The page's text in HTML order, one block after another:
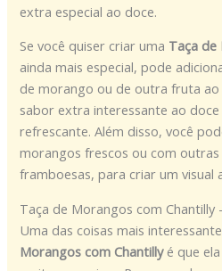
extra especial ao doce.
Se você quiser criar uma Taça de
ainda mais especial, pode
de morango ou de outra fruta ao
sabor extra interessante ao
refrescante. Além disso, você
morangos frescos ou com
framboesas, para criar um visual
Taça de Morangos com Chantilly
Uma das coisas mais
Morangos com Chantillyé que